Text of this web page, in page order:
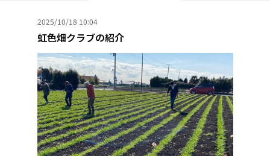
2025/10/18 10:04
虹色畑クラブの紹介